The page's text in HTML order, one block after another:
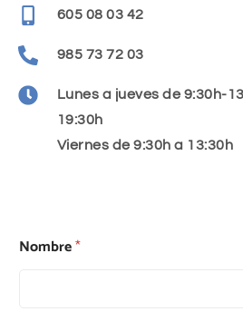
605 08 03 42
985 73 72 03
Lunes a jueves de 9:30h-
19:30h
Viernes de 9:30h a 13:30h
Nombre*